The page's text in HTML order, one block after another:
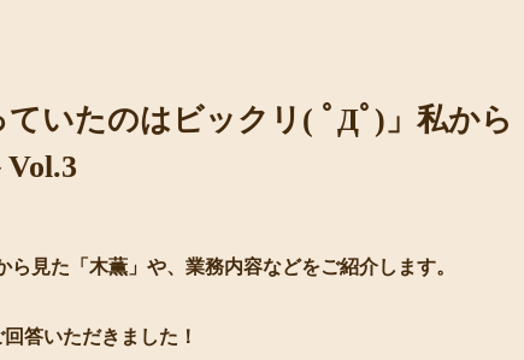
ていたのはビックリ( ﾟДﾟ)」私から
ら見た「木薫」や、業務内容などをご紹介します。
答いただきました！